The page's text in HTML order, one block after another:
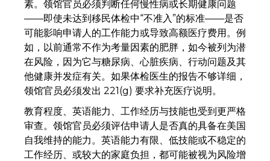
素。领馆官员必须判断任何慢性病或长期健康问题
——即使未达到移民体检中“不准入”的标准——是否
可能影响申请人的工作能力或导致高额医疗费用。例
如，以前通常不作为考量因素的肥胖，如今被列为潜
在风险，因为它与糖尿病、心脏疾病、行动问题及其
他健康并发症有关。如果体检医生的报告不够详细，
领馆官员必须发出 221(g) 要求补充医疗说明。
教育程度、英语能力、工作经历与技能也受到更严格
审查。领馆官员必须评估申请人是否真的具备在美国
自我维持的能力。英语能力有限、低技能或不稳定的
工作经历、或较大的家庭负担，都可能被视为风险增